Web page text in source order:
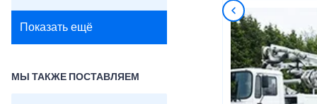
Показать ещё
МЫ ТАКЖЕ ПОСТАВЛЯЕМ